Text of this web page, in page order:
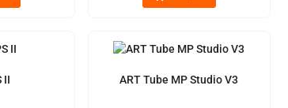
II ART Tube MP Studio V3